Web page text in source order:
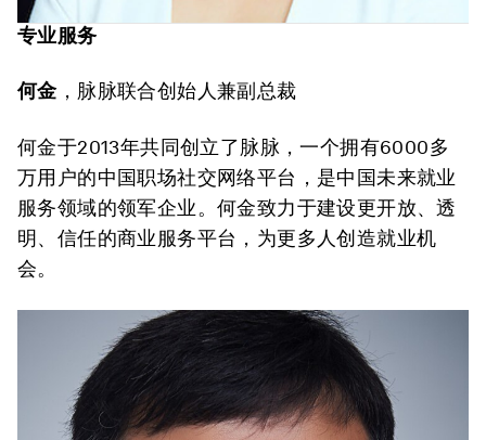
专业服务
何金，脉脉联合创始人兼副总裁
何金于2013年共同创立了脉脉，一个拥有6000多
万用户的中国职场社交网络平台，是中国未来就业
服务领域的领军企业。何金致力于建设更开放、透
明、信任的商业服务平台，为更多人创造就业机
会。